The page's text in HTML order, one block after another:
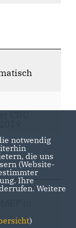
in
notwendig
die uns
(Website-
Ihre
Weitere
)